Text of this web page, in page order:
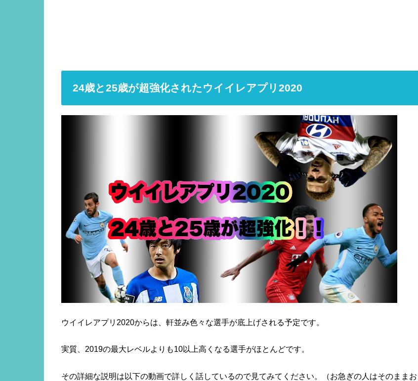
24歳と25歳が超強化されたウイイレアプリ2020
ウイイレアプリ2020からは、軒並み色々な選手が底上げされる予定です。
実質、2019の最大レベルよりも10以上高くなる選手がほとんどです。
その詳細な説明は以下の動画で詳しく話しているので見てみてください。（お急ぎの人はそのままお